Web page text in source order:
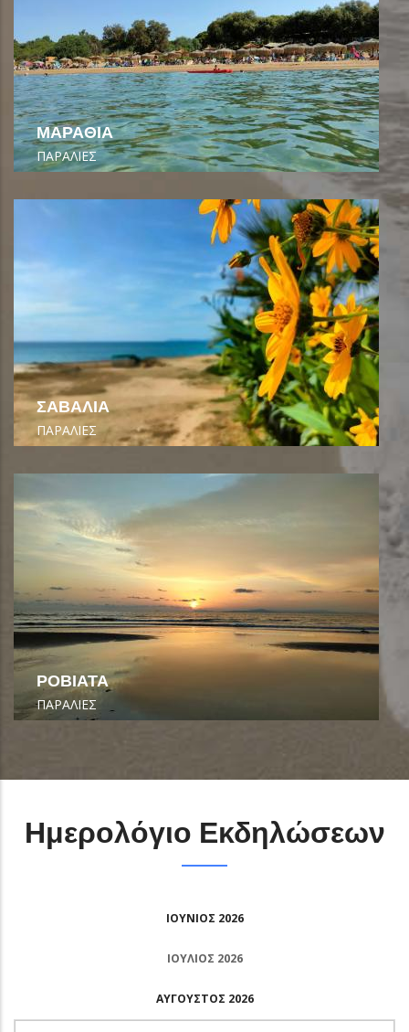
ΜΑΡΑΘΙΑ
ΠΑΡΑΛΙΕΣ
ΣΑΒΑΛΙΑ
ΠΑΡΑΛΙΕΣ
ΡΟΒΙΑΤΑ
ΠΑΡΑΛΙΕΣ
Ημερολόγιο Εκδηλώσεων
ΙΟΎΝΙΟΣ 2026
ΙΟΎΛΙΟΣ 2026
ΑΎΓΟΥΣΤΟΣ 2026